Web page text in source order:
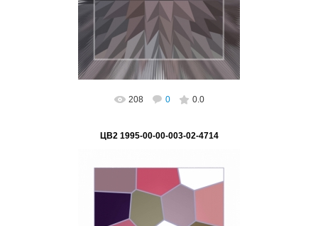
поставить, Авто...
ВетВиктор
208 0 0.0
ЦВ2 1995-00-00-003-02-4714